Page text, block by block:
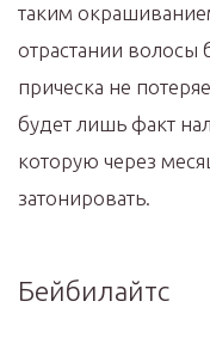
таким
отрастании волосы
прическа не
будет лишь факт
которую через
затонировать.
Бейбилайтс